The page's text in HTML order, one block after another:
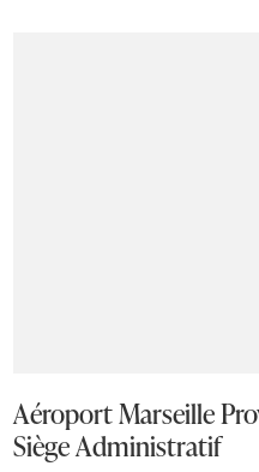
Aéroport Marseille
Siège Administratif